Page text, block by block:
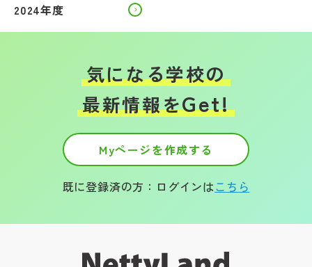
2024年度
気になる学校の
最新情報をGet!
Myページを作成する
既に登録済の方：ログインはこちら